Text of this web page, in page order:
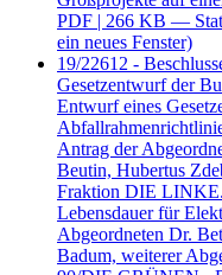
PDF | 266 KB —
ein neues Fenster)
19/22612 -
Gesetzentwurf der
Entwurf eines
Antrag der
Beutin, Hubertus
Fraktion DIE
Lebensdauer für
Abgeordneten Dr.
Badum, weiterer